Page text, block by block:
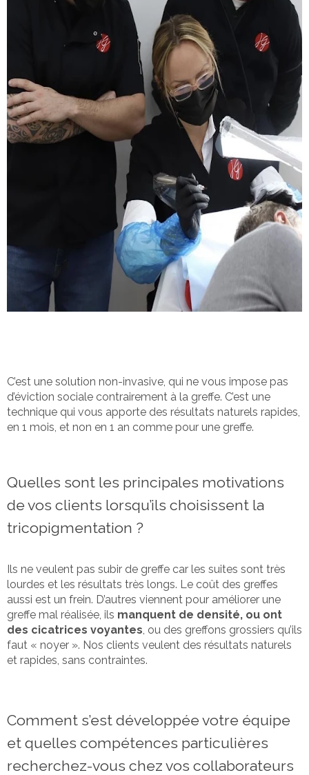
C’est une solution non-invasive, qui ne vous impose pas
d’éviction sociale contrairement à la greffe. C’est une
technique qui vous apporte des résultats naturels rapides,
en 1 mois, et non en 1 an comme pour une greffe.
Quelles sont les principales motivations
de vos clients lorsqu’ils choisissent la
tricopigmentation ?
Ils ne veulent pas subir de greffe car les suites sont très
lourdes et les résultats très longs. Le coût des greffes
aussi est un frein. D’autres viennent pour améliorer une
greffe mal réalisée, ils manquent de densité, ou ont
des cicatrices voyantes, ou des greffons grossiers qu’ils
faut « noyer ». Nos clients veulent des résultats naturels
et rapides, sans contraintes.
Comment s’est développée votre équipe
et quelles compétences particulières
recherchez-vous chez vos collaborateurs